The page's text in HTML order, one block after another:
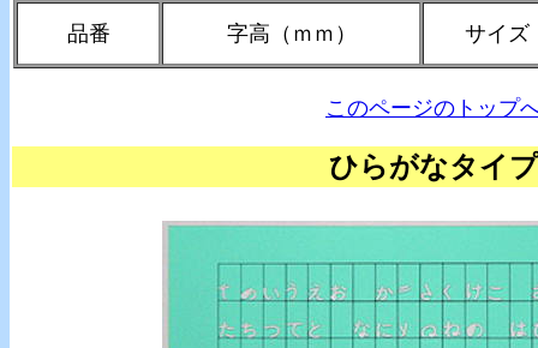
品番 字高（ｍｍ） サイズ
このページのトップ
ひらがなタイプ